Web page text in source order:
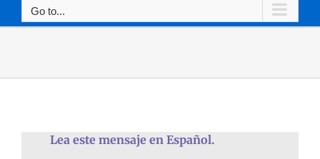
Go to...
Lea este mensaje en Español.